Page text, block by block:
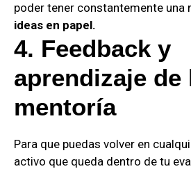
poder tener constantemente una
ideas en papel.
4. Feedback y
aprendizaje de
mentoría
Para que puedas volver en
activo que queda dentro de tu